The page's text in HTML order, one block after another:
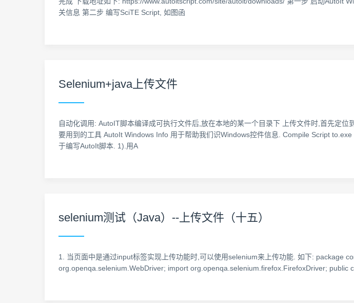
关信息 第二步 编写SciTE Script, 如图函
Selenium+java上传文件
自动化调用: AutoIT脚本编译成可执行文件后,放在本地的某一个目录下 上传文件时,首先定
要用到的工具 AutoIt Windows Info 用于帮助我们识Windows控件信息. Compile Script
于编写AutoIt脚本. 1).用A
selenium测试（Java）--上传文件（十五）
1. 当页面中是通过input标签实现上传功能时,可以使用selenium来上传功能. 如下: package
org.openqa.selenium.WebDriver; import org.openqa.selenium.firefox.FirefoxDriver; public